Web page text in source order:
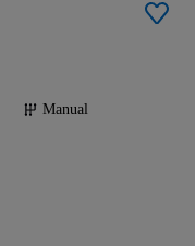
Manual